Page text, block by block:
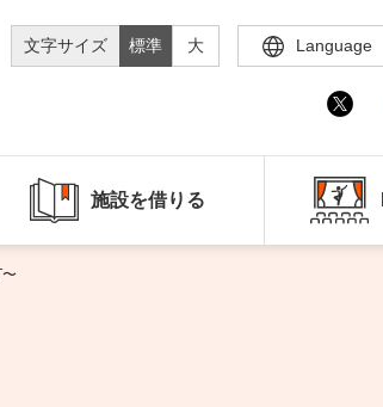
文字サイズ 標準 大 Language
施設を借りる